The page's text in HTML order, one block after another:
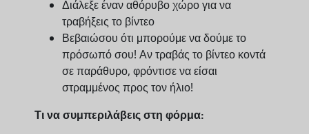
Διάλεξε έναν αθόρυβο χώρο για να
τραβήξεις το βίντεο
Βεβαιώσου ότι μπορούμε να δούμε το
πρόσωπό σου! Αν τραβάς το βίντεο κοντά
σε παράθυρο, φρόντισε να είσαι
στραμμένος προς τον ήλιο!
Τι να συμπεριλάβεις στη φόρμα: